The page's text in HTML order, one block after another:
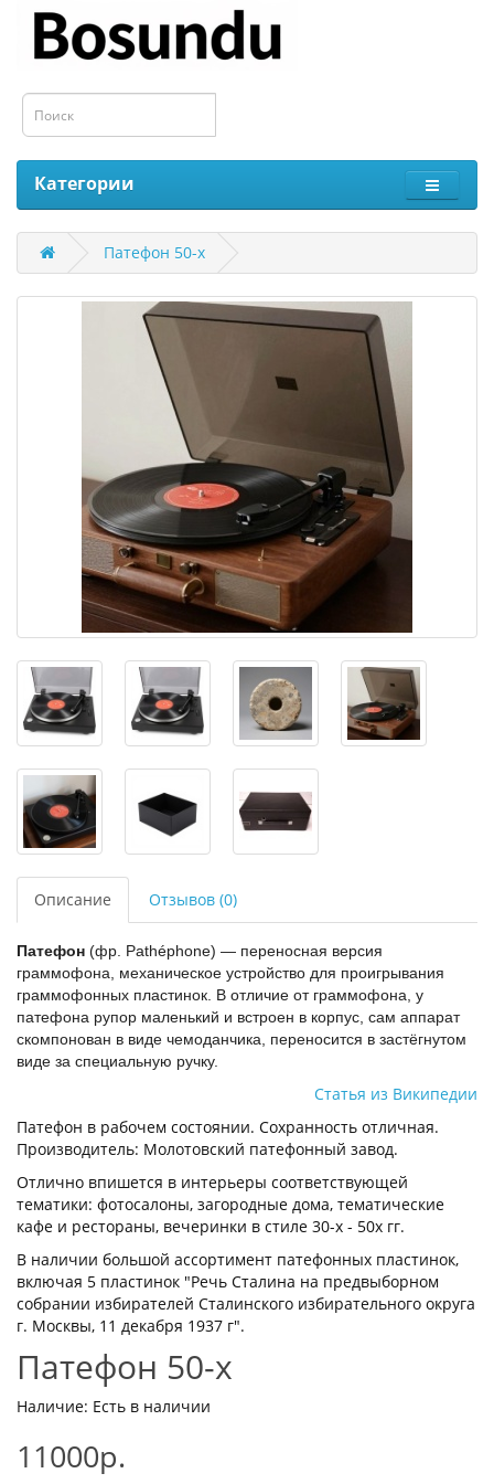
Категории
Патефон 50-х
Описание Отзывов (0)
Патефон (фр. Pathéphone) — переносная версия
граммофона, механическое устройство для проигрывания
граммофонных пластинок. В отличие от граммофона, у
патефона рупор маленький и встроен в корпус, сам аппарат
скомпонован в виде чемоданчика, переносится в застёгнутом
виде за специальную ручку.
Статья из Википедии
Патефон в рабочем состоянии. Сохранность отличная.
Производитель: Молотовский патефонный завод.
Отлично впишется в интерьеры соответствующей
тематики: фотосалоны, загородные дома, тематические
кафе и рестораны, вечеринки в стиле 30-х - 50х гг.
В наличии большой ассортимент патефонных пластинок,
включая 5 пластинок "Речь Сталина на предвыборном
собрании избирателей Сталинского избирательного округа
г. Москвы, 11 декабря 1937 г".
Патефон 50-х
Наличие: Есть в наличии
11000р.